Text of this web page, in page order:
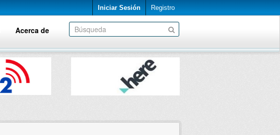
Iniciar Sesión Registro
Acerca de